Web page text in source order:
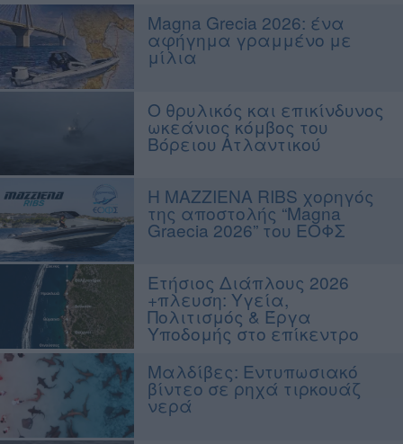
ΕΞΟΠΛΙΣΜΟΣ
ΘΕΣΣΑΛΟΝΙΚΗ BOAT & FISHING SHOW 2025
BOAT & FISHING SHOW 2025
Magna Grecia 2026: ένα
αφήγημα γραμμένο με
μίλια
Ο θρυλικός και επικίνδυνος
ωκεάνιος κόμβος του
Βόρειου Ατλαντικού
Η MAZZIENA RIBS χορηγός
της αποστολής “Magna
Graecia 2026” του ΕΟΦΣ
Ετήσιος Διάπλους 2026
+πλευση: Υγεία,
Πολιτισμός & Έργα
Υποδομής στο επίκεντρο
Μαλδίβες: Εντυπωσιακό
βίντεο σε ρηχά τιρκουάζ
νερά